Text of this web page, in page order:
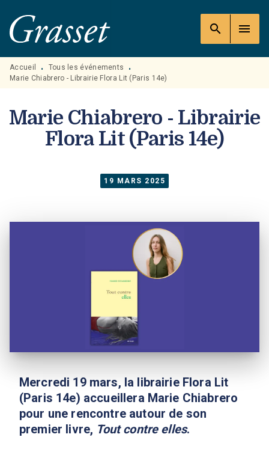
MENU RECHERCHE
PIED DE PAGE
search menu
Accueil • Tous les événements
•
Marie Chiabrero - Librairie Flora Lit (Paris 14e)
Marie Chiabrero - Librairie
Flora Lit (Paris 14e)
19 MARS 2025
Mercredi 19 mars, la librairie Flora Lit
(Paris 14e) accueillera Marie Chiabrero
pour une rencontre autour de son
premier livre, Tout contre elles.